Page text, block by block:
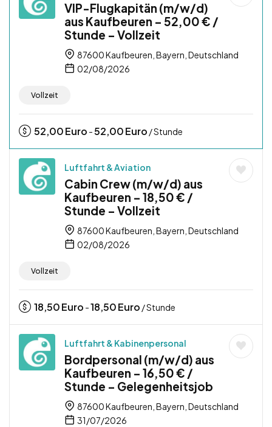
VIP-Flugkapitän (m/w/d)
aus Kaufbeuren – 52,00 € /
Stunde – Vollzeit
87600 Kaufbeuren, Bayern, Deutschland
02/08/2026
Vollzeit
52,00Euro -52,00Euro / Stunde
Luftfahrt & Aviation
Cabin Crew (m/w/d) aus
Kaufbeuren – 18,50 € /
Stunde – Vollzeit
87600 Kaufbeuren, Bayern, Deutschland
02/08/2026
Vollzeit
18,50Euro -18,50Euro / Stunde
Luftfahrt & Kabinenpersonal
Bordpersonal (m/w/d) aus
Kaufbeuren – 16,50 € /
Stunde – Gelegenheitsjob
87600 Kaufbeuren, Bayern, Deutschland
31/07/2026